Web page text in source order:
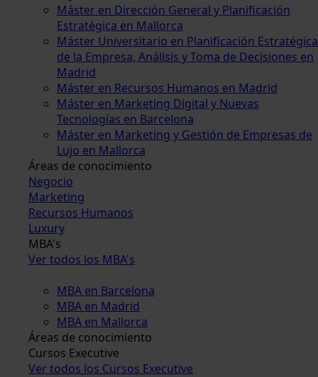
Máster en Dirección General y Planificación
Estratégica en Mallorca
Máster Universitario en Planificación Estratégica
de la Empresa, Análisis y Toma de Decisiones en
Madrid
Máster en Recursos Humanos en Madrid
Máster en Marketing Digital y Nuevas
Tecnologías en Barcelona
Máster en Marketing y Gestión de Empresas de
Lujo en Mallorca
Áreas de conocimiento
Negocio
Marketing
Recursos Humanos
Luxury
MBA's
Ver todos los MBA's
MBA en Barcelona
MBA en Madrid
MBA en Mallorca
Áreas de conocimiento
Cursos Executive
Ver todos los Cursos Executive